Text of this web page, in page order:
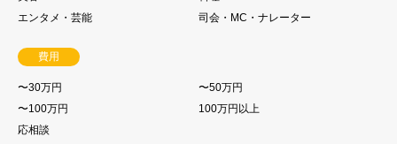
エンタメ・芸能
司会・MC・ナレーター
費用
〜30万円
〜50万円
〜100万円
100万円以上
応相談